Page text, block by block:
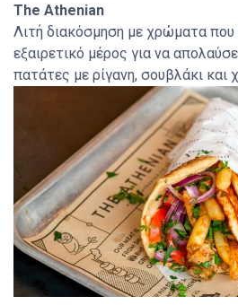
The Athenian
Λιτή διακόσμηση με χρώματα που
εξαιρετικό μέρος για να
πατάτες με ρίγανη, σουβλάκι και